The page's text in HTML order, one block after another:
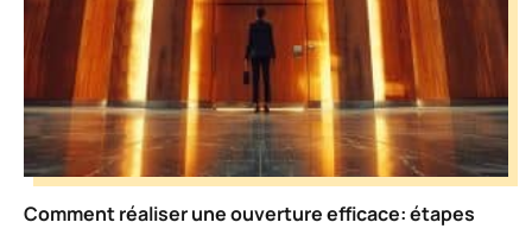
Comment réaliser une ouverture efficace: étapes